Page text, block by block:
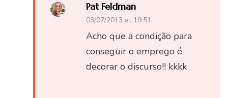
Pat Feldman
03/07/2013 at 19:51
Acho que a condição para
conseguir o emprego é
decorar o discurso!! kkkk